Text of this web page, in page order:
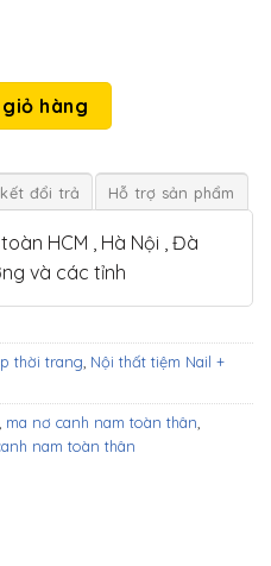
trắng số lượng
hàng
đổi trả Hỗ trợ sản phẩm
HCM , Hà Nội , Đà
và các tỉnh
thời trang, Nội thất tiệm Nail +
, ma nơ canh nam toàn thân,
nam toàn thân